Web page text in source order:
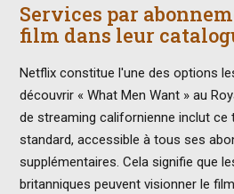
Services par
film dans leur
Netflix constitue l'une des options
découvrir « What Men Want » au
de streaming californienne inclut ce
standard, accessible à tous ses
supplémentaires. Cela signifie que
britanniques peuvent visionner le